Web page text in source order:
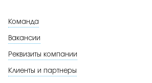
Команда
Вакансии
Реквизиты компании
Клиенты и партнеры